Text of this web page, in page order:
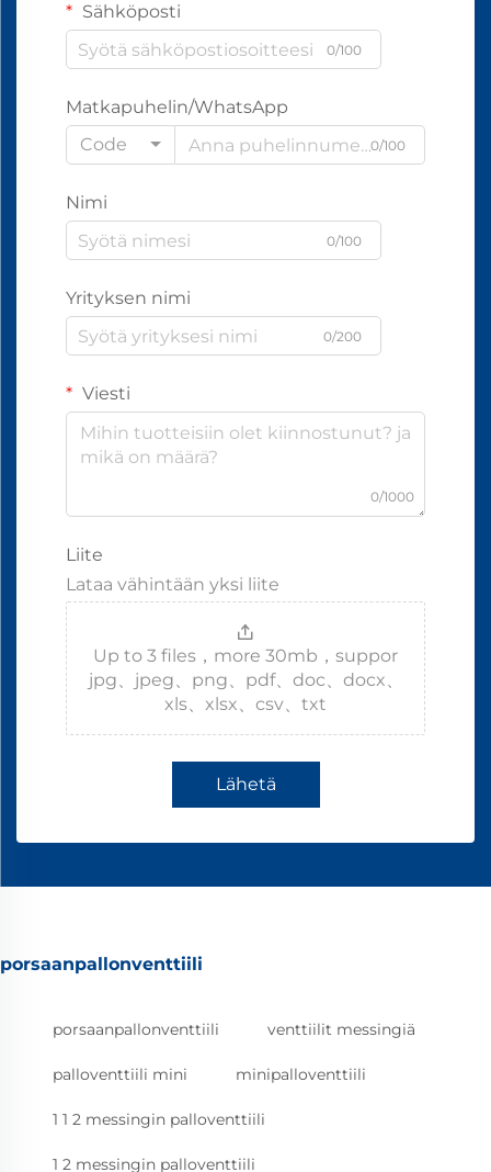
Sähköposti
0/100
Matkapuhelin/WhatsApp
Code
0/100
Nimi
0/100
Yrityksen nimi
0/200
Viesti
0/1000
Liite
Lataa vähintään yksi liite
Up to 3 files，more 30mb，suppor
jpg、jpeg、png、pdf、doc、docx、
xls、xlsx、csv、txt
Lähetä
porsaanpallonventtiili
porsaanpallonventtiili venttiilit messingiä
palloventtiili mini minipalloventtiili
1 1 2 messingin palloventtiili
1 2 messingin palloventtiili